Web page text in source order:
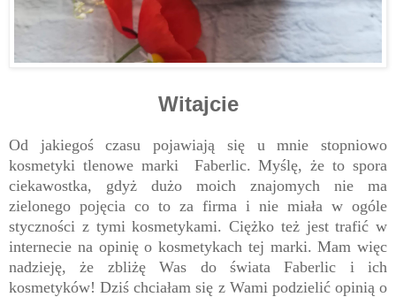
Witajcie
Od jakiegoś czasu pojawiają się u mnie stopniowo
kosmetyki tlenowe marki Faberlic. Myślę, że to spora
ciekawostka, gdyż dużo moich znajomych nie ma
zielonego pojęcia co to za firma i nie miała w ogóle
styczności z tymi kosmetykami. Ciężko też jest trafić w
internecie na opinię o kosmetykach tej marki. Mam więc
nadzieję, że zbliżę Was do świata Faberlic i ich
kosmetyków! Dziś chciałam się z Wami podzielić opinią o